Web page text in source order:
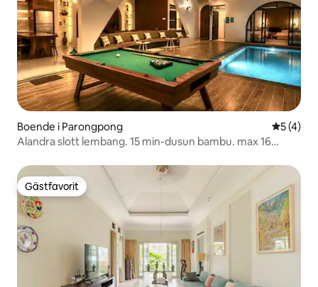
Boende i Parongpong 5 av 5 i
5 (4)
Alandra slott lembang. 15 min-dusun bambu. max 16
Gästfavorit
Gästfavorit